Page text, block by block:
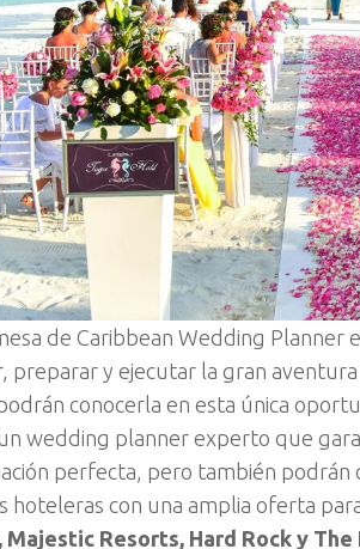
de Caribbean Wedding Planner
preparar y ejecutar la gran
conocerla en esta única
wedding planner experto que
perfecta, pero también podrán
hoteleras con una amplia oferta
Majestic Resorts, Hard Rock y The